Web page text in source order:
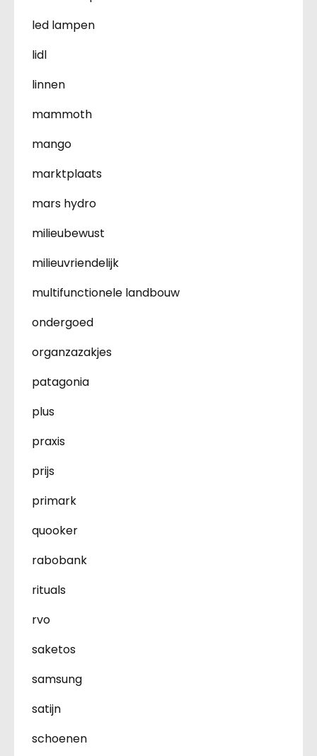
led lampen
lidl
linnen
mammoth
mango
marktplaats
mars hydro
milieubewust
milieuvriendelijk
multifunctionele landbouw
ondergoed
organzazakjes
patagonia
plus
praxis
prijs
primark
quooker
rabobank
rituals
rvo
saketos
samsung
satijn
schoenen